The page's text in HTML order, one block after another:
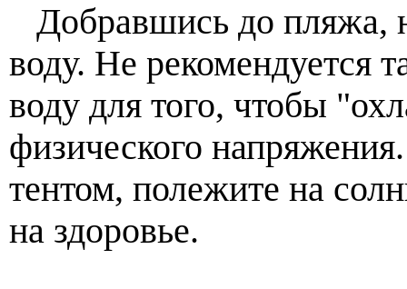
Добравшись до пляжа,
воду. Не рекомендуется
воду для того, чтобы
физического
тентом, полежите на
на здоровье.